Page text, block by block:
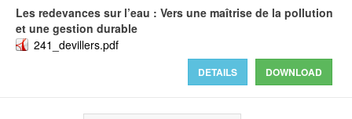
Les redevances sur l’eau : Vers une maîtrise de la pollution
et une gestion durable
241_devillers.pdf
DOWNLOAD
DETAILS